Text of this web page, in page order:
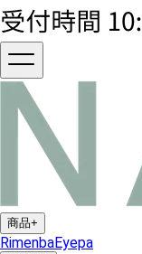
商品+
RimenbaEyepa